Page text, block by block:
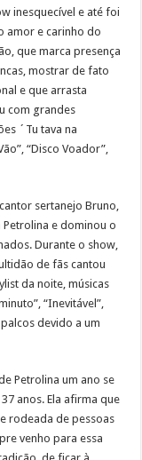
inesquecível e até foi
amor e carinho do
que marca presença
mostrar de fato
e que arrasta
com grandes
´Tu tava na
“Disco Voador”,
sertanejo Bruno,
e dominou o
Durante o show,
de fãs cantou
da noite, músicas
“Inevitável”,
devido a um
Petrolina um ano se
anos. Ela afirma que
rodeada de pessoas
venho para essa